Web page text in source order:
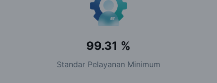
99.31 %
Standar Pelayanan Minimum